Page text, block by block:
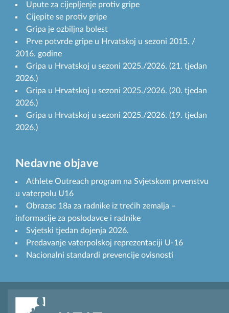
Upute za cijepljenje protiv gripe
Cijepite se protiv gripe
Gripa je ozbiljna bolest
Prve potvrde gripe u Hrvatskoj u sezoni 2015. /
2016. godine
Gripa u Hrvatskoj u sezoni 2025./2026. (21. tjedan
2026.)
Gripa u Hrvatskoj u sezoni 2025./2026. (20. tjedan
2026.)
Gripa u Hrvatskoj u sezoni 2025./2026. (19. tjedan
2026.)
Nedavne objave
Athlete Outreach program na Svjetskom prvenstvu
u vaterpolu U16
Obrazac 18a za radnike iz trećih zemalja –
informacije za poslodavce i radnike
Svjetski tjedan dojenja 2026.
Predavanje vaterpolskoj reprezentaciji U-16
Nacionalni standardi prevencije ovisnosti